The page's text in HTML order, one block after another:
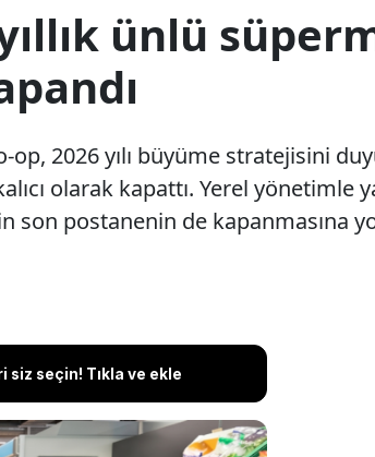
ünlü
2026 yılı büyüme stratejisini
olarak kapattı. Yerel yönetimle
son postanenin de kapanmasına
siz seçin! Tıkla ve ekle